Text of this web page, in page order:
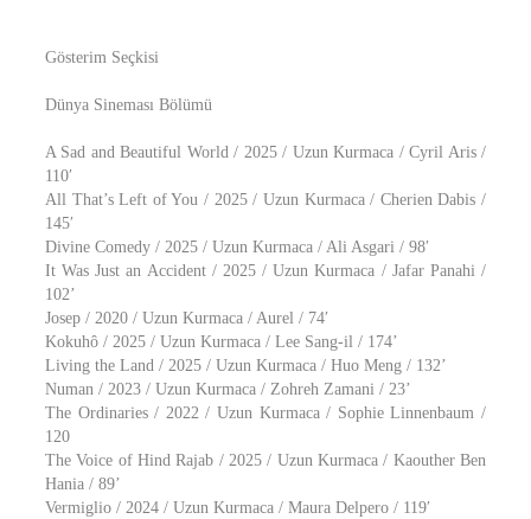
Gösterim Seçkisi
Dünya Sineması Bölümü
A Sad and Beautiful World / 2025 / Uzun Kurmaca / Cyril Aris /
110′
All That’s Left of You / 2025 / Uzun Kurmaca / Cherien Dabis /
145′
Divine Comedy / 2025 / Uzun Kurmaca / Ali Asgari / 98′
It Was Just an Accident / 2025 / Uzun Kurmaca / Jafar Panahi /
102’
Josep / 2020 / Uzun Kurmaca / Aurel / 74′
Kokuhô / 2025 / Uzun Kurmaca / Lee Sang-il / 174’
Living the Land / 2025 / Uzun Kurmaca / Huo Meng / 132’
Numan / 2023 / Uzun Kurmaca / Zohreh Zamani / 23’
The Ordinaries / 2022 / Uzun Kurmaca / Sophie Linnenbaum /
120
The Voice of Hind Rajab / 2025 / Uzun Kurmaca / Kaouther Ben
Hania / 89’
Vermiglio / 2024 / Uzun Kurmaca / Maura Delpero / 119′